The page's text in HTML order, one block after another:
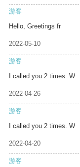
游客
Hello, Greetings fr
2022-05-10
游客
I called you 2 times. W
2022-04-26
游客
I called you 2 times. W
2022-04-20
游客